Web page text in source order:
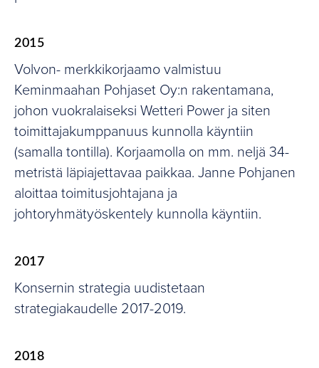
2015
Volvon- merkkikorjaamo valmistuu
Keminmaahan Pohjaset Oy:n rakentamana,
johon vuokralaiseksi Wetteri Power ja siten
toimittajakumppanuus kunnolla käyntiin
(samalla tontilla). Korjaamolla on mm. neljä 34-
metristä läpiajettavaa paikkaa. Janne Pohjanen
aloittaa toimitusjohtajana ja
johtoryhmätyöskentely kunnolla käyntiin.
2017
Konsernin strategia uudistetaan
strategiakaudelle 2017-2019.
2018